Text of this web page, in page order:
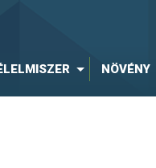
NÖVÉNY